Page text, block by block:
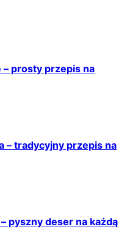
prosty przepis na
– tradycyjny przepis na
pyszny deser na każdą